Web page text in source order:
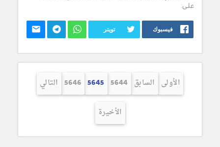
على:
فيسبوك تويتر
الأولى السابق 5644
5645
5646 التالي
الأخيرة